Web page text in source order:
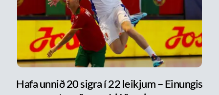
Hafa unnið 20 sigra í 22 leikjum – Einungis